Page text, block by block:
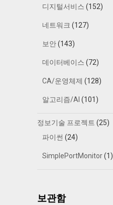
디지털서비스 (152)
네트워크 (127)
보안(143)
데이터베이스 (72)
CA/운영체제 (128)
알고리즘/AI (101)
정보기술 프로젝트 (25)
파이썬 (24)
SimplePortMonitor(1)
보관함